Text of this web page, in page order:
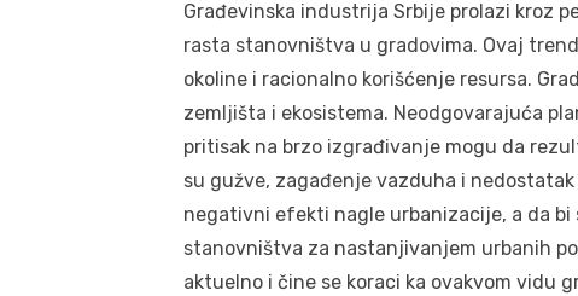
Građevinska industrija Srbije prolazi kroz
rasta stanovništva u gradovima. Ovaj
okoline i racionalno korišćenje resursa.
zemljišta i ekosistema. Neodgovarajuća
pritisak na brzo izgrađivanje mogu da
su gužve, zagađenje vazduha i
negativni efekti nagle urbanizacije, a da
stanovništva za nastanjivanjem urbanih
aktuelno i čine se koraci ka ovakvom vidu